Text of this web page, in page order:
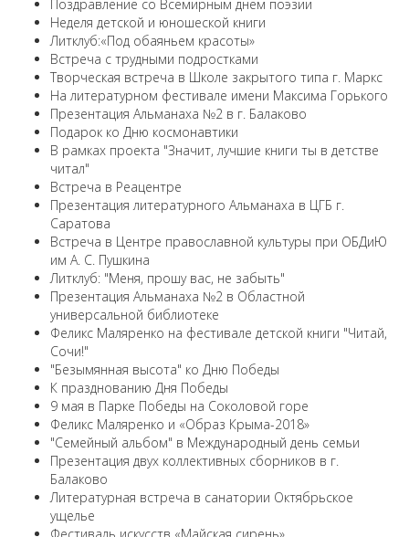
Поздравление со Всемирным днём поэзии
Неделя детской и юношеской книги
Литклуб:«Под обаяньем красоты»
Встреча с трудными подростками
Творческая встреча в Школе закрытого типа г. Маркс
На литературном фестивале имени Максима Горького
Презентация Альманаха №2 в г. Балаково
Подарок ко Дню космонавтики
В рамках проекта "Значит, лучшие книги ты в детстве
читал"
Встреча в Реацентре
Презентация литературного Альманаха в ЦГБ г.
Саратова
Встреча в Центре православной культуры при ОБДиЮ
им А. С. Пушкина
Литклуб: "Меня, прошу вас, не забыть"
Презентация Альманаха №2 в Областной
универсальной библиотеке
Феликс Маляренко на фестивале детской книги "Читай,
Сочи!"
"Безымянная высота" ко Дню Победы
К празднованию Дня Победы
9 мая в Парке Победы на Соколовой горе
Феликс Маляренко и «Образ Крыма-2018»
"Семейный альбом" в Международный день семьи
Презентация двух коллективных сборников в г.
Балаково
Литературная встреча в санатории Октябрьское
ущелье